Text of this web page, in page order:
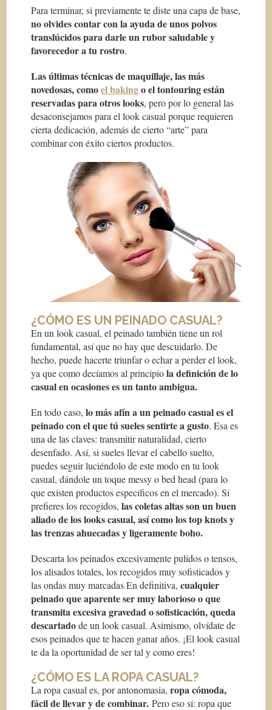
Para terminar, si previamente te diste una capa de base,
no olvides contar con la ayuda de unos polvos
translúcidos para darle un rubor saludable y
favorecedor a tu rostro.
Las últimas técnicas de maquillaje, las más
novedosas, comoel bakingo el tontouring están
reservadas para otros looks, pero por lo general las
desaconsejamos para el look casual porque requieren
cierta dedicación, además de cierto “arte” para
combinar con éxito ciertos productos.
¿CÓMO ES UN PEINADO CASUAL?
En un look casual, el peinado también tiene un rol
fundamental, así que no hay que descuidarlo. De
hecho, puede hacerte triunfar o echar a perder el look,
ya que como decíamos al principiola definición de lo
casual en ocasiones es un tanto ambigua.
En todo caso,lo más afín a un peinado casual es el
peinado con el que tú sueles sentirte a gusto. Esa es
una de las claves: transmitir naturalidad, cierto
desenfado. Así, si sueles llevar el cabello suelto,
puedes seguir luciéndolo de este modo en tu look
casual, dándole un toque messy o bed head (para lo
que existen productos específicos en el mercado). Si
prefieres los recogidos,las coletas altas son un buen
aliado de los looks casual, así como los top knots y
las trenzas ahuecadas y ligeramente boho.
Descarta los peinados excesivamente pulidos o tensos,
los alisados totales, los recogidos muy sofisticados y
las ondas muy marcadas En definitiva,cualquier
peinado que aparente ser muy laborioso o que
transmita excesiva gravedad o sofisticación, queda
descartadode un look casual. Asimismo, olvídate de
esos peinados que te hacen ganar años. ¡El look casual
te da la oportunidad de ser tal y como eres!
¿CÓMO ES LA ROPA CASUAL?
La ropa casual es, por antonomasia,ropa cómoda,
fácil de llevar y de combinar. Pero eso sí: ropa que